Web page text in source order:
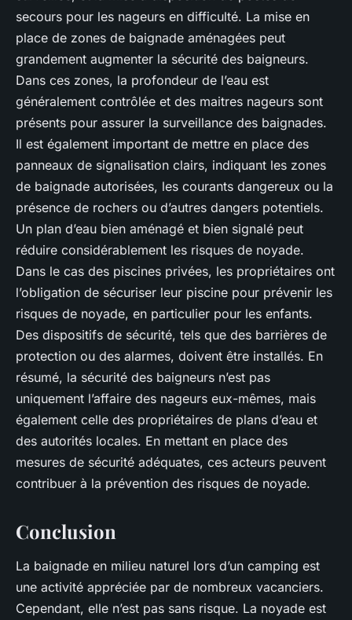
secours pour les nageurs en difficulté. La mise en
place de zones de baignade aménagées peut
grandement augmenter la sécurité des baigneurs.
Dans ces zones, la profondeur de l’eau est
généralement contrôlée et des maitres nageurs sont
présents pour assurer la surveillance des baignades.
Il est également important de mettre en place des
panneaux de signalisation clairs, indiquant les zones
de baignade autorisées, les courants dangereux ou la
présence de rochers ou d’autres dangers potentiels.
Un plan d’eau bien aménagé et bien signalé peut
réduire considérablement les risques de noyade.
Dans le cas des piscines privées, les propriétaires ont
l’obligation de sécuriser leur piscine pour prévenir les
risques de noyade, en particulier pour les enfants.
Des dispositifs de sécurité, tels que des barrières de
protection ou des alarmes, doivent être installés. En
résumé, la sécurité des baigneurs n’est pas
uniquement l’affaire des nageurs eux-mêmes, mais
également celle des propriétaires de plans d’eau et
des autorités locales. En mettant en place des
mesures de sécurité adéquates, ces acteurs peuvent
contribuer à la prévention des risques de noyade.
Conclusion
La baignade en milieu naturel lors d’un camping est
une activité appréciée par de nombreux vacanciers.
Cependant, elle n’est pas sans risque. La noyade est